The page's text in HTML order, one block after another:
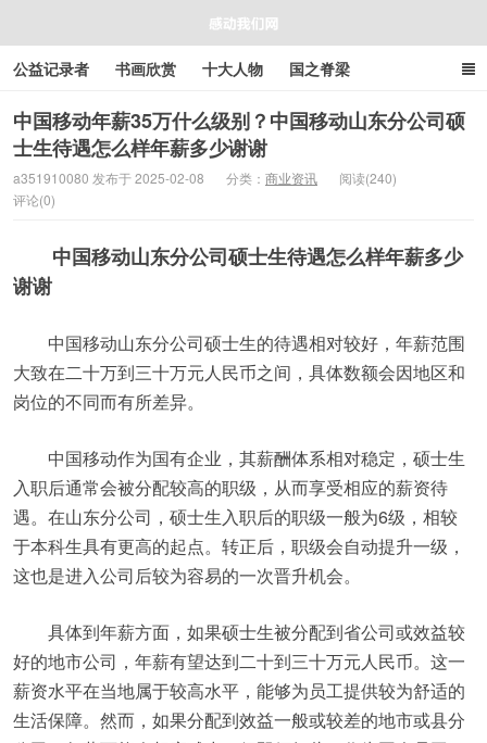
感动我们网
公益记录者 书画欣赏 十大人物 国之脊梁
好人好事 感人资讯 商业资讯 在线工具箱
中国移动年薪35万什么级别？中国移动山东分公司硕
士生待遇怎么样年薪多少谢谢
a351910080 发布于 2025-02-08 分类： 商业资讯
阅读(240)
评论(0)
中国移动山东分公司硕士生待遇怎么样年薪多少
谢谢
中国移动山东分公司硕士生的待遇相对较好，年薪范围
大致在二十万到三十万元人民币之间，具体数额会因地区和
岗位的不同而有所差异。
中国移动作为国有企业，其薪酬体系相对稳定，硕士生
入职后通常会被分配较高的职级，从而享受相应的薪资待
遇。在山东分公司，硕士生入职后的职级一般为6级，相较
于本科生具有更高的起点。转正后，职级会自动提升一级，
这也是进入公司后较为容易的一次晋升机会。
具体到年薪方面，如果硕士生被分配到省公司或效益较
好的地市公司，年薪有望达到二十到三十万元人民币。这一
薪资水平在当地属于较高水平，能够为员工提供较为舒适的
生活保障。然而，如果分配到效益一般或较差的地市或县分